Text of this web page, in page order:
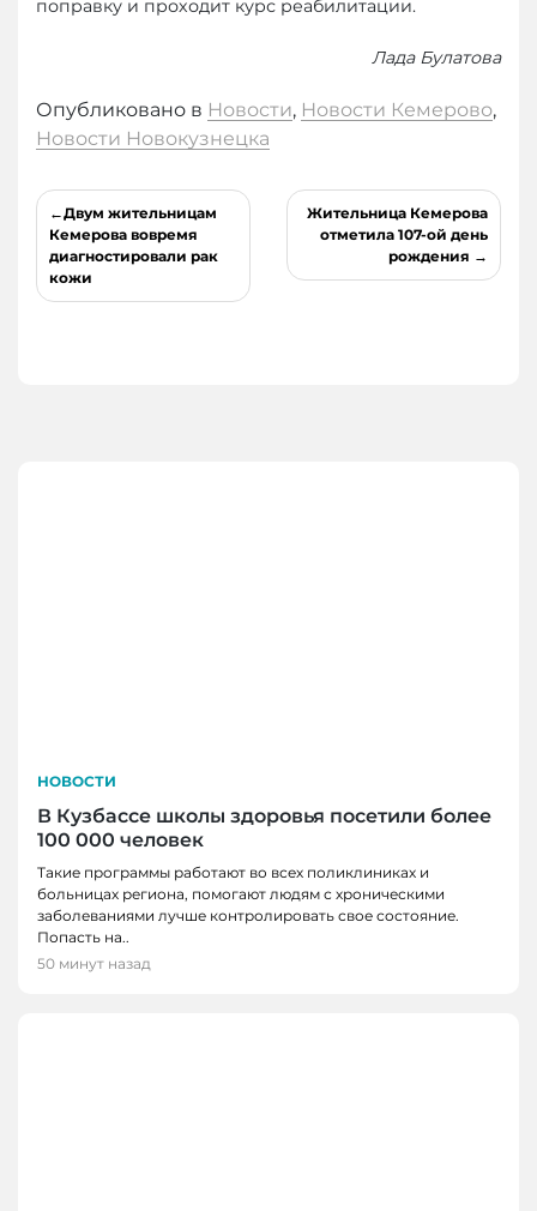
поправку и проходит курс реабилитации.
Лада Булатова
Опубликовано в Новости, Новости Кемерово,
Новости Новокузнецка
Навигация
по
записям
Двум жительницам
Кемерова вовремя
диагностировали рак
кожи
Жительница Кемерова
отметила 107-ой день
рождения
НОВОСТИ
В Кузбассе школы здоровья посетили более
100 000 человек
Такие программы работают во всех поликлиниках и
больницах региона, помогают людям с хроническими
заболеваниями лучше контролировать свое состояние.
Попасть на..
50 минут назад